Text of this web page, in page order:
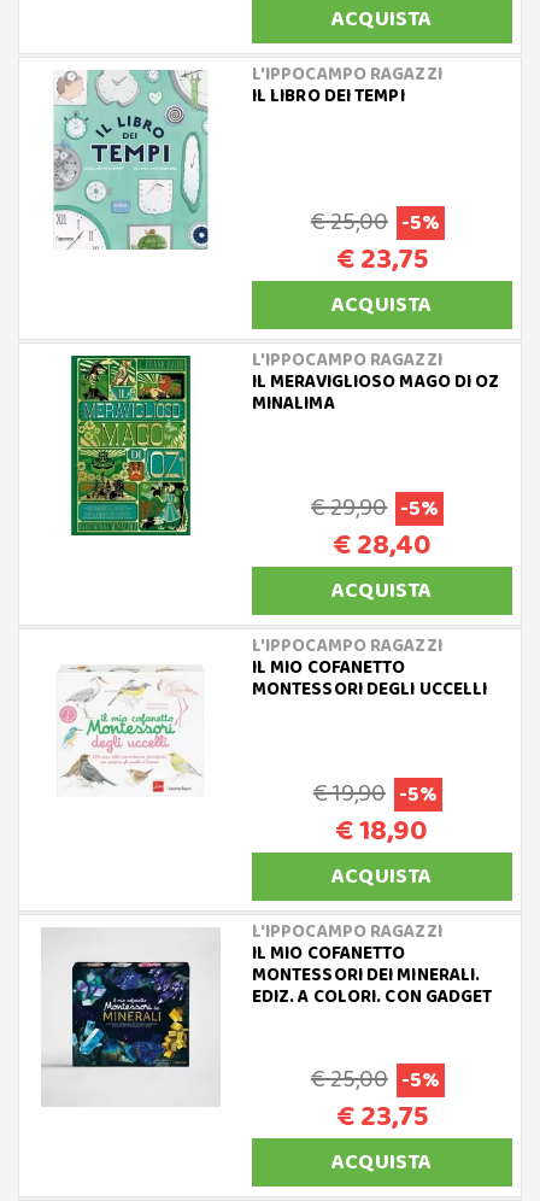
ACQUISTA
L'IPPOCAMPO RAGAZZI
IL LIBRO DEI TEMPI
€ 25,00 -5%
€ 23,75
ACQUISTA
L'IPPOCAMPO RAGAZZI
IL MERAVIGLIOSO MAGO DI OZ
MINALIMA
€ 29,90 -5%
€ 28,40
ACQUISTA
L'IPPOCAMPO RAGAZZI
IL MIO COFANETTO
MONTESSORI DEGLI UCCELLI
€ 19,90 -5%
€ 18,90
ACQUISTA
L'IPPOCAMPO RAGAZZI
IL MIO COFANETTO
MONTESSORI DEI MINERALI.
EDIZ. A COLORI. CON GADGET
€ 25,00 -5%
€ 23,75
ACQUISTA